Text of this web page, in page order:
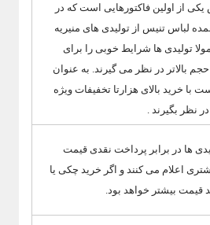
از اولین فاکتورهایی است که در
لباس تنیس از تولیدی های منیریه
تولیدی ها شرایط خوبی را برای
بالاتر در نظر می گیرند. به عنوان
با خرید بالای هزارتا تخفیفات ویژه
نظر بگیرند .
ها در برابر پرداخت نقدی قیمت
اعلام می کنند و اگر خرید چکی یا
بیشتر خواهد بود.